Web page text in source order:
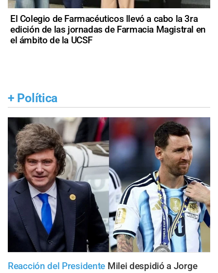
El Colegio de Farmacéuticos llevó a cabo la 3ra
edición de las jornadas de Farmacia Magistral en
el ámbito de la UCSF
+ Política
Reacción del Presidente Milei despidió a Jorge